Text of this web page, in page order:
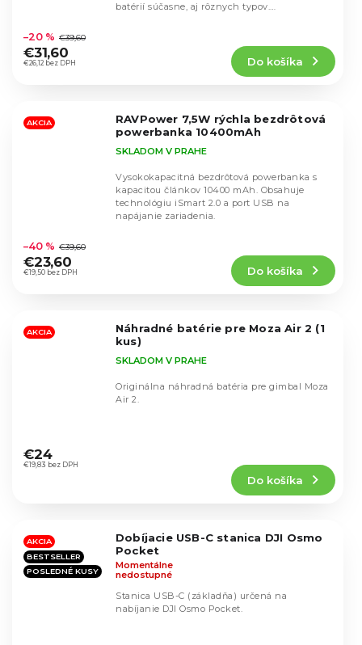
hodnotenie
produktu
je
hviezdičiek.
€26,12 bez DPH
–20 % €39,60
€31,60
Do košíka
batérií súčasne, aj rôznych typov.
AKCIA
RAVPower 7,5W rýchla bezdrôtová
powerbanka 10400mAh
hodnotenie
produktu
je
hviezdičiek.
SKLADOM V PRAHE
€19,50 bez DPH
–40 % €39,60
€23,60
Do košíka
Vysokokapacitná bezdrôtová powerbanka s
kapacitou článkov 10400 mAh. Obsahuje
technológiu iSmart 2.0 a port USB na
napájanie zariadenia.
AKCIA
Náhradné batérie pre Moza Air 2 (1
kus)
hodnotenie
produktu
hviezdičiek.
SKLADOM V PRAHE
€19,83 bez DPH
€24
Do košíka
Originálna náhradná batéria pre gimbal Moza
Air 2.
AKCIA
BESTSELLER
POSLEDNÉ KUSY
Dobíjacie USB-C stanica DJI Osmo
Pocket
Momentálne
nedostupné
Stanica USB-C (základňa) určená na
nabíjanie DJI Osmo Pocket.